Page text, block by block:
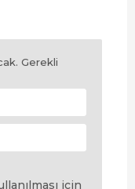
Gerekli
için